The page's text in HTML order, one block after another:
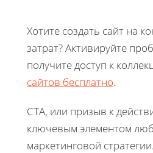
Хотите создать сайт на
затрат? Активируйте
получите доступ к
сайтов бесплатно.
CTA, или призыв к
ключевым элементом
маркетинговой